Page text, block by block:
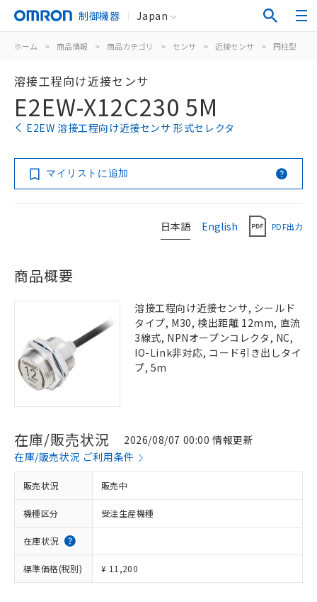
制御機器 Japan
ホーム > 商品情報 > 商品カテゴリ > センサ > 近接センサ > 円柱型
溶接工程向け近接センサ
E2EW-X12C230 5M
E2EW 溶接工程向け近接センサ 形式セレクタ
マイリストに追加
日本語 English PDF出力
商品概要
溶接工程向け近接センサ, シールド
タイプ, M30, 検出距離 12mm, 直流
3線式, NPNオープンコレクタ, NC,
IO-Link非対応, コード引き出しタイ
プ, 5m
在庫/販売状況
2026/08/07 00:00 情報更新
在庫/販売状況 ご利用条件
販売状況 販売中
機種区分 受注生産機種
在庫状況
標準価格(税別) ¥ 11,200